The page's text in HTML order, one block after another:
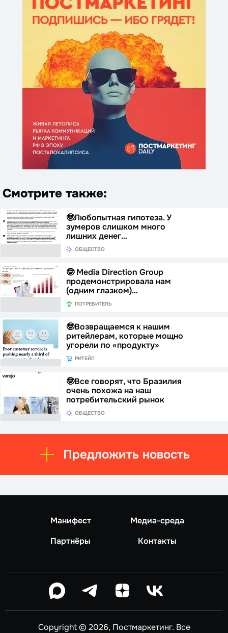
Смотрите также:
🤓Любопытная гипотеза. У
зумеров слишком много
лишних денег…
ОБЩЕСТВО
🤓 Media Direction Group
продемонстрировала нам
(одним глазком)…
ПОТРЕБИТЕЛЬ
🤓Возвращаемся к нашим
ритейлерам, которые мощно
угорели по «продукту»
РИТЕЙЛ
🤓Все говорят, что Бразилия
очень похожа на наш
потребительский рынок
ОБЩЕСТВО
Предложить новость
Манифест
Медиа-среда
Партнёры
Контакты
Copyright © 2026, Постмаркетинг. Все